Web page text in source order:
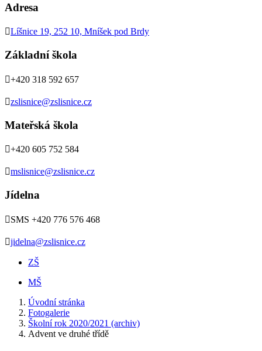
Adresa
Líšnice 19, 252 10, Mníšek pod Brdy
Základní škola
+420 318 592 657
zslisnice@zslisnice.cz
Mateřská škola
+420 605 752 584
mslisnice@zslisnice.cz
Jídelna
SMS +420 776 576 468
jidelna@zslisnice.cz
ZŠ
MŠ
Úvodní stránka
Fotogalerie
Školní rok 2020/2021 (archiv)
Advent ve druhé třídě